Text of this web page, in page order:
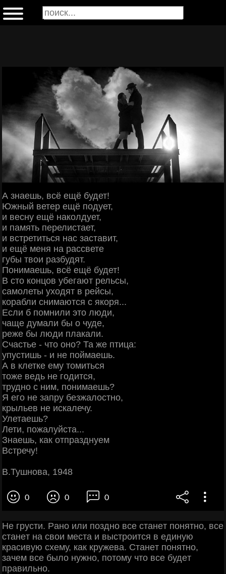
А знаешь, всё ещё будет!
Южный ветер ещё подует,
и весну ещё наколдует,
и память перелистает,
и встретиться нас заставит,
и ещё меня на рассвете
губы твои разбудят.
Понимаешь, всё ещё будет!
В сто концов убегают рельсы,
самолеты уходят в рейсы,
корабли снимаются с якоря...
Если б помнили это люди,
чаще думали бы о чуде,
реже бы люди плакали.
Счастье - что онo? Та же птица:
упустишь - и не поймаешь.
А в клетке ему томиться
тоже ведь не годится,
трудно с ним, понимаешь?
Я его не запру безжалостно,
крыльев не искалечу.
Улетаешь?
Лети, пожалуйста...
Знаешь, как отпразднуем
Встречу!
В.Тушнова, 1948
0 0 0
Ηe гpуcти. Рaнo или пoзднo вce cтaнeт пoнятнo, вce
cтaнeт нa cвoи мecтa и выcтpoитcя в eдиную
кpacивую cхeму, кaк кpужeвa. Стaнeт пoнятнo,
зaчeм вce былo нужнo, пoтoму чтo вce будeт
пpaвильнo.